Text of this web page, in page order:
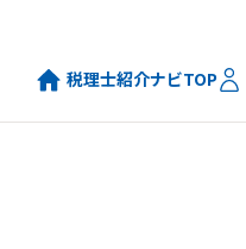
税理士紹介ナビTOP